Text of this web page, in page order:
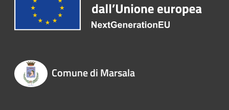
Comune di Marsala